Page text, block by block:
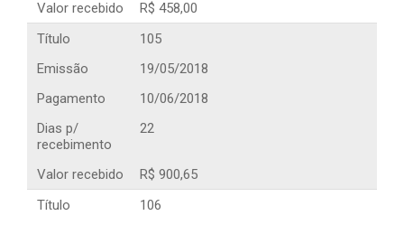
Valor recebido
R$ 458,00
Título
105
Emissão
19/05/2018
Pagamento
10/06/2018
Dias p/
recebimento
22
Valor recebido
R$ 900,65
Título
106